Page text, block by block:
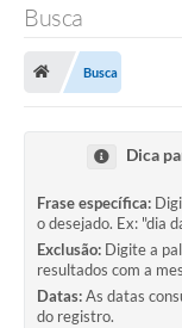
Busca
Busca
Dica
Frase específica:
o desejado. Ex: "dia
Exclusão: Digite a
resultados com a
Datas:As datas
do registro.